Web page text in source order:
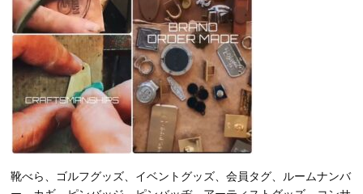
靴べら、ゴルフグッズ、イベントグッズ、会員タグ、ルームナンバ